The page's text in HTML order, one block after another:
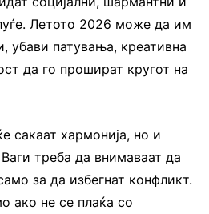
Летото 2026 може да им
убави патувања, креативна
да го прошират кругот на
сакаат хармонија, но и
треба да внимаваат да
за да избегнат конфликт.
ако не се плаќа со